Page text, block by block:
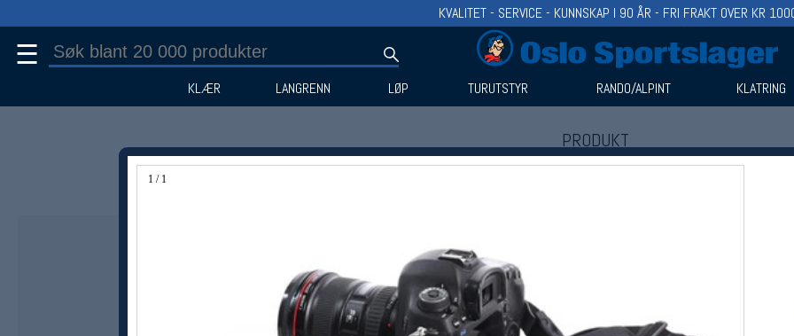
1 / 1
KVALITET - SERVICE - KUNNSKAP I 90 ÅR - FRI FRAKT OVER KR
☰
KLÆR LANGRENN LØP TURUTSTYR RANDO/ALPINT KLATRING
PRODUKT
Produkter (1)